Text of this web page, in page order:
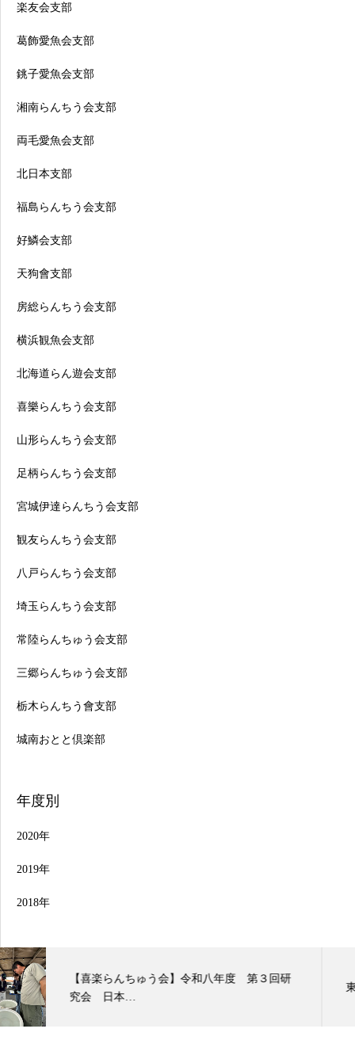
楽友会支部
葛飾愛魚会支部
銚子愛魚会支部
湘南らんちう会支部
両毛愛魚会支部
北日本支部
福島らんちう会支部
好鱗会支部
天狗會支部
房総らんちう会支部
横浜観魚会支部
北海道らん遊会支部
喜樂らんちう会支部
山形らんちう会支部
足柄らんちう会支部
宮城伊達らんちう会支部
観友らんちう会支部
八戸らんちう会支部
埼玉らんちう会支部
常陸らんちゅう会支部
三郷らんちゅう会支部
栃木らんちう會支部
城南おとと倶楽部
年度別
2020年
2019年
2018年
東部本部 観友らんちう会支部 当歳会